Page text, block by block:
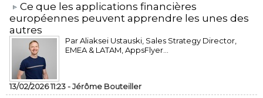
​Ce que les applications financières
européennes peuvent apprendre les unes des
autres
Par Aliaksei Ustauski, Sales Strategy Director,
EMEA & LATAM, AppsFlyer...
13/02/2026 11:23 -Jérôme Bouteiller